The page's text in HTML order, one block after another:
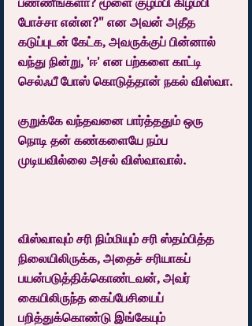
போச்சா என்ன?" என அவன் அதீத
கடுப்புடன் கேட்க, அவருக்குப் பின்னால்
வந்து நின்று, 'ஈ' என பற்களை காட்டி
செல்ஃபீ போஸ் கொடுத்தான் நகல் விஸ்வா.
குறுக்கே வந்தவனை பார்த்ததும் ஒரு
நொடி தன் கண்களையே நம்ப
முடியவில்லை அசல் விஸ்வாவால்.
விஸ்வாவும் சரி நிம்மியும் சரி ஸ்தம்பித்த
நிலையிலிருக்க, அதைச் சரியாகப்
பயன்படுத்திக்கொண்டவன், அவர்
கையிலிருந்த கைப்பேசியைப்
பறித்துக்கொண்டு இங்கேயும்